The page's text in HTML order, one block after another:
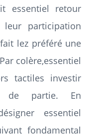
essentiel retour
participation
lez préféré une
colère,essentiel
tactiles investir
de partie. En
essentiel
fondamental